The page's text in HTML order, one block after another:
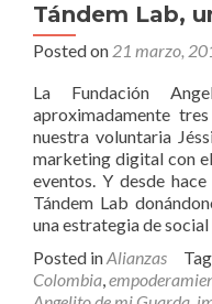
Tándem Lab,
Posted on 21 marzo,
La Fundación
aproximadamente
nuestra voluntaria
marketing digital con
eventos. Y desde
Tándem Lab
una estrategia de social
Posted inAlianzas
Colombia,